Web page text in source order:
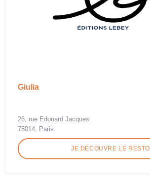
Giulia
26, rue Edouard Jacques
75014, Paris
JE DÉCOUVRE LE RESTO